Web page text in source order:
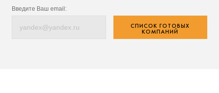
Введите Ваш email:
СПИСОК ГОТОВЫХ
КОМПАНИЙ